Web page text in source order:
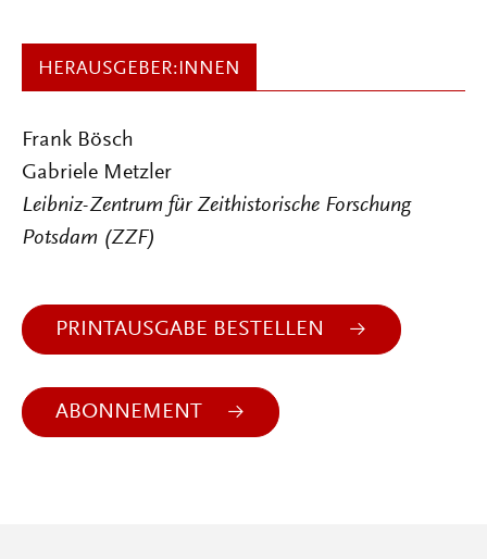
HERAUSGEBER:INNEN
Frank Bösch
Gabriele Metzler
Leibniz-Zentrum für Zeithistorische Forschung
Potsdam (ZZF)
PRINTAUSGABE BESTELLEN
ABONNEMENT